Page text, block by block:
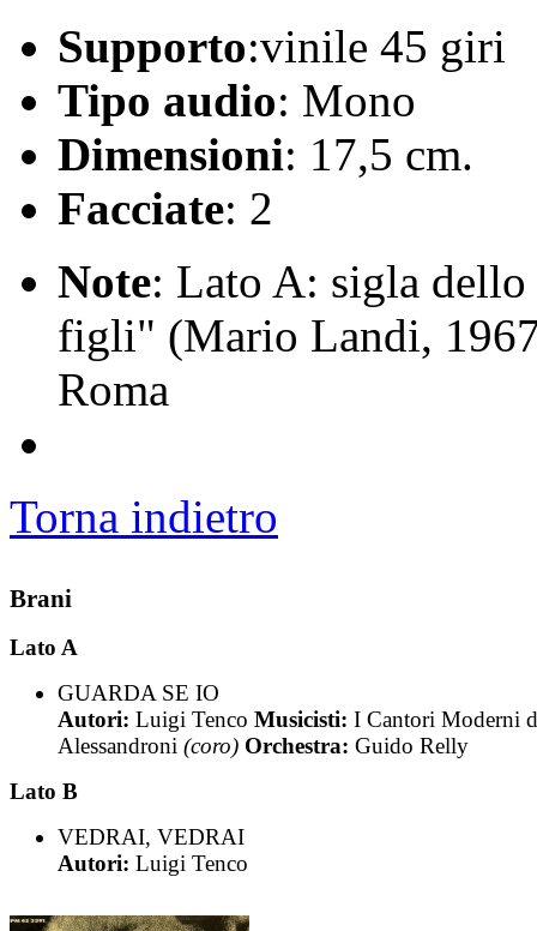
Supporto:vinile 45 giri
Tipo audio: Mono
Dimensioni: 17,5 cm.
Facciate: 2
Note: Lato A: sigla
figli" (Mario Landi,
Roma
Torna indietro
Brani
Lato A
GUARDA SE IO
Autori: Luigi Tenco Musicisti: I Cantori Moderni
Alessandroni (coro) Orchestra: Guido Relly
Lato B
VEDRAI, VEDRAI
Autori: Luigi Tenco